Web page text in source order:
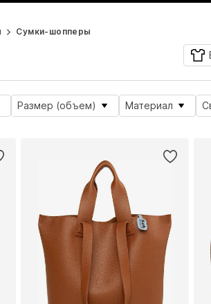
Сумки-шопперы
Размер (объем) Материал